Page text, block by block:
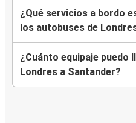
¿Qué servicios a bordo
los autobuses de
¿Cuánto equipaje puedo
Londres a Santander?